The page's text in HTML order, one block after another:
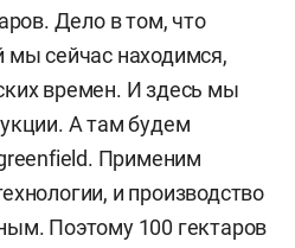
Дело в том, что
мы сейчас находимся,
времен. И здесь мы
А там будем
Применим
и производство
Поэтому 100 гектаров